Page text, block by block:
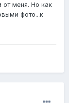
меня. Но как
фото...к